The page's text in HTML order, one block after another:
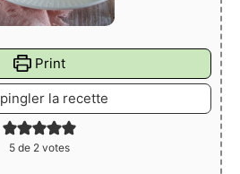
Print
la recette
5 de 2 votes